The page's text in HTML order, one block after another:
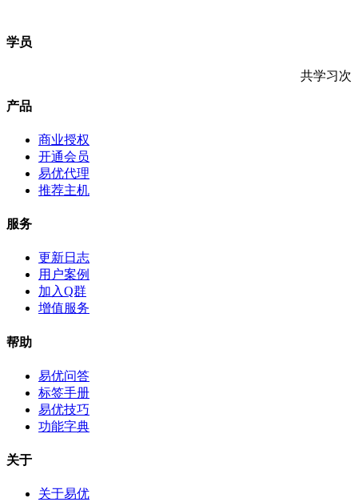
学员
共学习次
产品
商业授权
开通会员
易优代理
推荐主机
服务
更新日志
用户案例
加入Q群
增值服务
帮助
易优问答
标签手册
易优技巧
功能字典
关于
关于易优